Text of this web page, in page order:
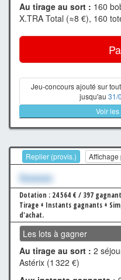
Au tirage au sort : 160
X.TRA Total (≈8 €), 160
Jeu-concours ajouté sur
jusqu'au 31/
Voir
Replier (provis.) Affichage
Xxxxxxx
Dotation : 24 564 € / 397
Tirage + Instants gagnants +
d'achat.
Les lots à gagner
Au tirage au sort : 2
Astérix (1 322 €)